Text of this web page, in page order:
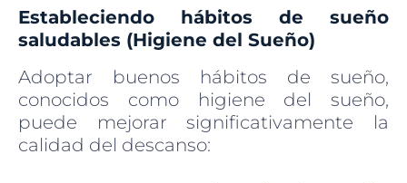
Estableciendo hábitos de sueño
saludables (Higiene del Sueño)
Adoptar buenos hábitos de sueño,
conocidos como higiene del sueño,
puede mejorar significativamente la
calidad del descanso: